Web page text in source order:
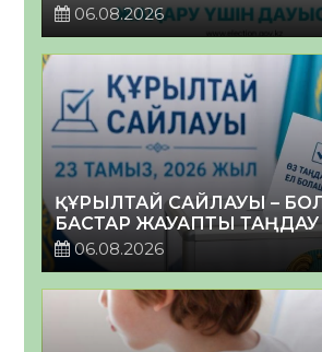
06.08.2026
ҚҰРЫЛТАЙ САЙЛАУЫ –
БАСТАР ЖАУАПТЫ ТАҢДАУ
06.08.2026